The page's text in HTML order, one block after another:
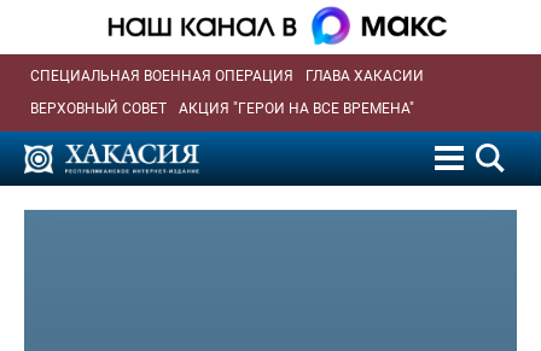
СПЕЦИАЛЬНАЯ ВОЕННАЯ ОПЕРАЦИЯ
ГЛАВА ХАКАСИИ
ВЕРХОВНЫЙ СОВЕТ
АКЦИЯ "ГЕРОИ НА ВСЕ ВРЕМЕНА"